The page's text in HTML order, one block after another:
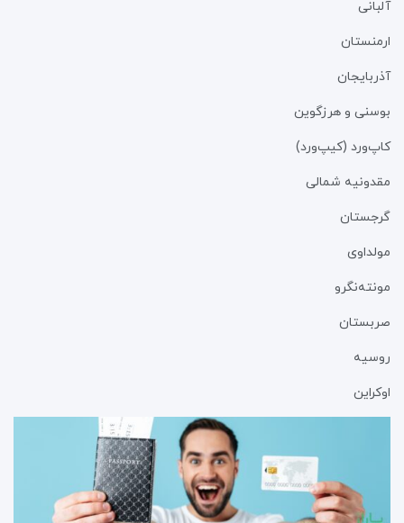
آلبانی
ارمنستان
آذربایجان
بوسنی و هرزگوین
کاپ‌ورد (کیپ‌ورد)
مقدونیه شمالی
گرجستان
مولداوی
مونته‌نگرو
صربستان
روسیه
اوکراین